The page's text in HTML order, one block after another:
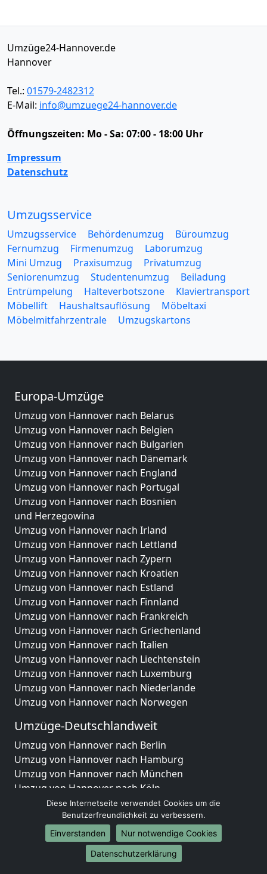
Umzüge24-Hannover.de
Hannover
Tel.: 01579-2482312
E-Mail: info@umzuege24-hannover.de
Öffnungszeiten: Mo - Sa: 07:00 - 18:00 Uhr
Impressum
Datenschutz
Umzugsservice
Umzugsservice Behördenumzug
Büroumzug
Fernumzug
Firmenumzug
Laborumzug
Mini Umzug
Praxisumzug
Privatumzug
Seniorenumzug
Studentenumzug
Beiladung
Entrümpelung
Halteverbotszone
Klaviertransport
Möbellift
Haushaltsauflösung
Möbeltaxi
Möbelmitfahrzentrale
Umzugskartons
Europa-Umzüge
Umzug von Hannover nach Belarus
Umzug von Hannover nach Belgien
Umzug von Hannover nach Bulgarien
Umzug von Hannover nach Dänemark
Umzug von Hannover nach England
Umzug von Hannover nach Portugal
Umzug von Hannover nach Bosnien
und Herzegowina
Umzug von Hannover nach Irland
Umzug von Hannover nach Lettland
Umzug von Hannover nach Zypern
Umzug von Hannover nach Kroatien
Umzug von Hannover nach Estland
Umzug von Hannover nach Finnland
Umzug von Hannover nach Frankreich
Umzug von Hannover nach Griechenland
Umzug von Hannover nach Italien
Umzug von Hannover nach Liechtenstein
Umzug von Hannover nach Luxemburg
Umzug von Hannover nach Niederlande
Umzug von Hannover nach Norwegen
Umzüge-Deutschlandweit
Umzug von Hannover nach Berlin
Umzug von Hannover nach Hamburg
Umzug von Hannover nach München
Umzug von Hannover nach Köln
Umzug von Hannover nach Frankfurt am Main
Umzug von Hannover nach Stuttgart
Umzug von Hannover nach Düsseldorf
Umzug von Hannover nach Leipzig
Umzug von Hannover nach Dortmund
Diese Internetseite verwendet Cookies um die
Benutzerfreundlichkeit zu verbessern.
Einverstanden
Nur notwendige Cookies
Datenschutzerklärung